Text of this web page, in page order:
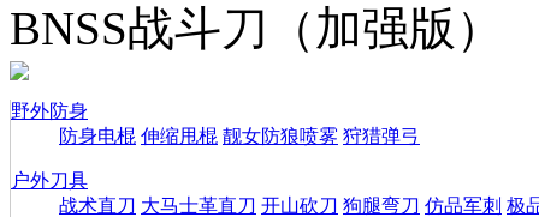
BNSS战斗刀（加强版）
野外防身
防身电棍 伸缩甩棍 靓女防狼喷雾 狩猎弹弓
户外刀具
战术直刀 大马士革直刀 开山砍刀 狗腿弯刀 仿品军刺 极